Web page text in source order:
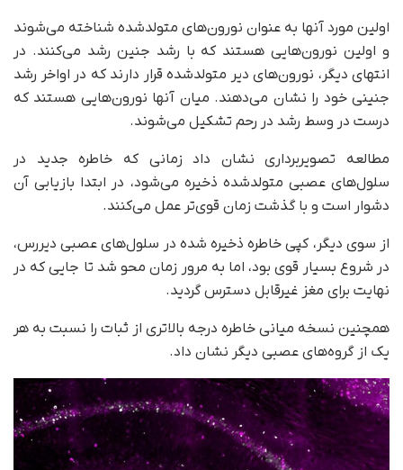
اولین مورد آنها به عنوان نورون‌های متولدشده شناخته می‌شوند
و اولین نورون‌هایی هستند که با رشد جنین رشد می‌کنند. در
انتهای دیگر، نورون‌های دیر متولدشده قرار دارند که در اواخر رشد
جنینی خود را نشان می‌دهند. میان آنها نورون‌هایی هستند که
درست در وسط رشد در رحم تشکیل می‌شوند.
مطالعه تصویربرداری نشان داد زمانی که خاطره جدید در
سلول‌های عصبی متولدشده ذخیره می‌شود، در ابتدا بازیابی آن
دشوار است و با گذشت زمان قوی‌تر عمل می‌کنند.
از سوی دیگر، کپی خاطره ذخیره شده در سلول‌های عصبی دیررس،
در شروع بسیار قوی بود، اما به مرور زمان محو شد تا جایی که در
نهایت برای مغز غیرقابل دسترس گردید.
همچنین نسخه میانی خاطره درجه بالاتری از ثبات را نسبت به هر
یک از گروه‌های عصبی دیگر نشان داد.